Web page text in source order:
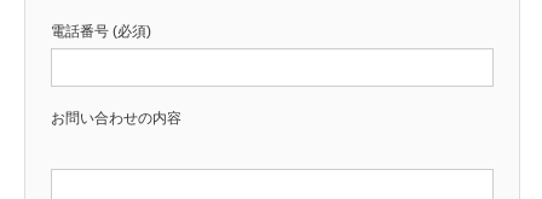
電話番号 (必須)
お問い合わせの内容